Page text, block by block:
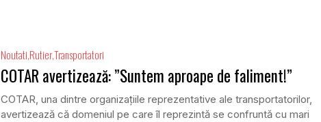
Noutati RutierTransportatori
COTAR avertizează: ”Suntem aproape de faliment!”
COTAR, una dintre organizațiile reprezentative ale transportatorilor,
avertizează că domeniul pe care îl reprezintă se confruntă cu mari